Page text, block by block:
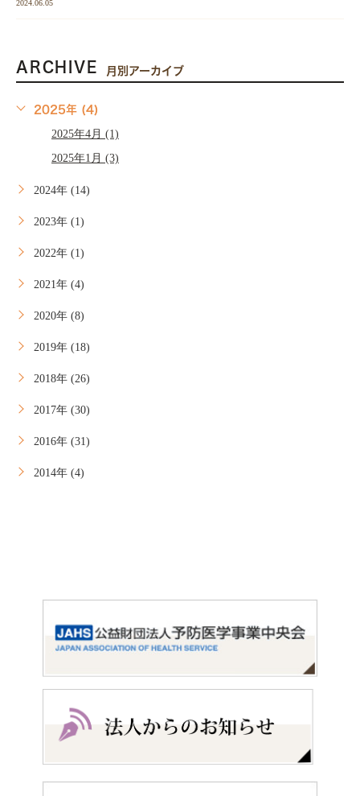
2024.06.05
ARCHIVE 月別アーカイブ
2025年 (4)
2025年4月 (1)
2025年1月 (3)
2024年 (14)
2023年 (1)
2022年 (1)
2021年 (4)
2020年 (8)
2019年 (18)
2018年 (26)
2017年 (30)
2016年 (31)
2014年 (4)